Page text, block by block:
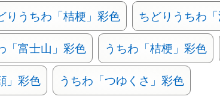
りうちわ「桔梗」彩色 ちどりうちわ
「富士山」彩色 うちわ「桔梗」彩色
」彩色 うちわ「つゆくさ」彩色